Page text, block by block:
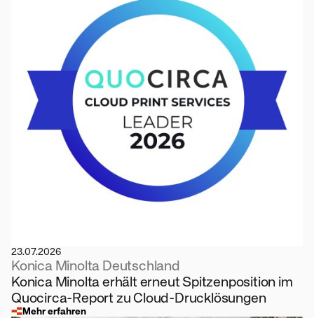
23.07.2026
Konica Minolta Deutschland
Konica Minolta erhält erneut Spitzenposition im
Quocirca-Report zu Cloud-Drucklösungen
Mehr erfahren